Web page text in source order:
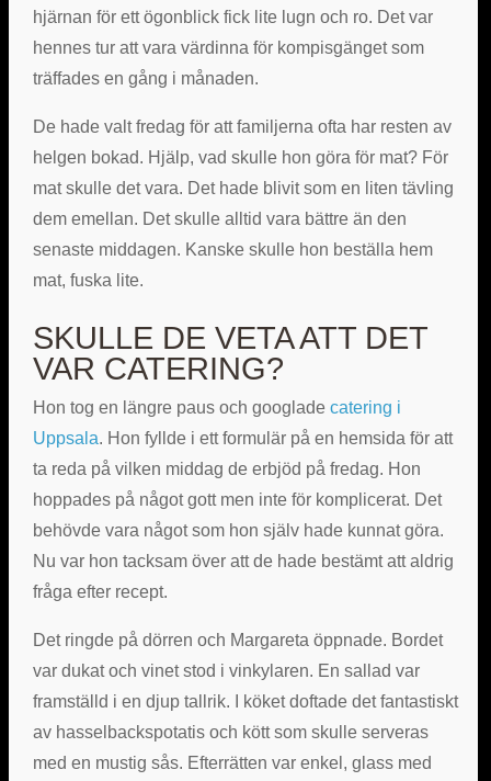
hjärnan för ett ögonblick fick lite lugn och ro. Det var
hennes tur att vara värdinna för kompisgänget som
träffades en gång i månaden.
De hade valt fredag för att familjerna ofta har resten av
helgen bokad. Hjälp, vad skulle hon göra för mat? För
mat skulle det vara. Det hade blivit som en liten tävling
dem emellan. Det skulle alltid vara bättre än den
senaste middagen. Kanske skulle hon beställa hem
mat, fuska lite.
SKULLE DE VETA ATT DET
VAR CATERING?
Hon tog en längre paus och googlade catering i
Uppsala. Hon fyllde i ett formulär på en hemsida för att
ta reda på vilken middag de erbjöd på fredag. Hon
hoppades på något gott men inte för komplicerat. Det
behövde vara något som hon själv hade kunnat göra.
Nu var hon tacksam över att de hade bestämt att aldrig
fråga efter recept.
Det ringde på dörren och Margareta öppnade. Bordet
var dukat och vinet stod i vinkylaren. En sallad var
framställd i en djup tallrik. I köket doftade det fantastiskt
av hasselbackspotatis och kött som skulle serveras
med en mustig sås. Efterrätten var enkel, glass med